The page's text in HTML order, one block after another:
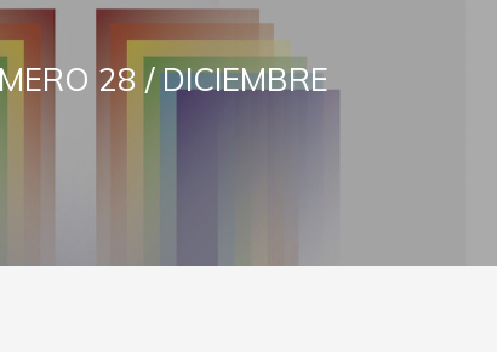
28 / DICIEMBRE